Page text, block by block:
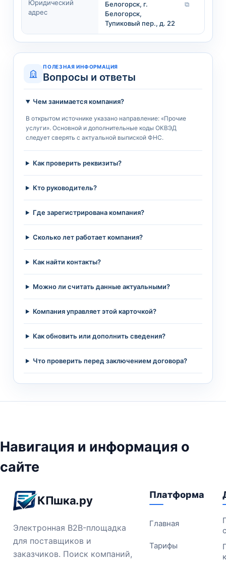
Юридический
адрес
Белогорск, г.
Белогорск,
Тупиковый пер., д. 22
⧉
ПОЛЕЗНАЯ ИНФОРМАЦИЯ
Вопросы и ответы
Чем занимается компания?
В открытом источнике указано направление: «Прочие
услуги». Основной и дополнительные коды ОКВЭД
следует сверять с актуальной выпиской ФНС.
Как проверить реквизиты?
Кто руководитель?
Где зарегистрирована компания?
Сколько лет работает компания?
Как найти контакты?
Можно ли считать данные актуальными?
Компания управляет этой карточкой?
Как обновить или дополнить сведения?
Что проверить перед заключением договора?
Навигация и информация о
сайте
КПшка.ру
Электронная B2B-площадка
для поставщиков и
заказчиков. Поиск компаний,
Платформа
Главная
Тарифы